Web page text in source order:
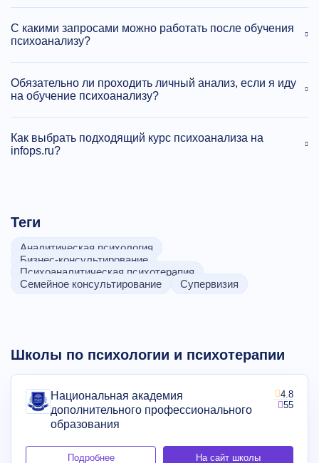
С какими запросами можно работать после обучения
психоанализу?
Обязательно ли проходить личный анализ, если я иду
на обучение психоанализу?
Как выбрать подходящий курс психоанализа на
infops.ru?
Теги
Аналитическая психология
Бизнес-консультирование
Психоаналитическая психотерапия
Семейное консультирование
Супервизия
Школы по психологии и психотерапии
Национальная академия
дополнительного профессионального
образования
4.8
55
Подробнее На сайт школы